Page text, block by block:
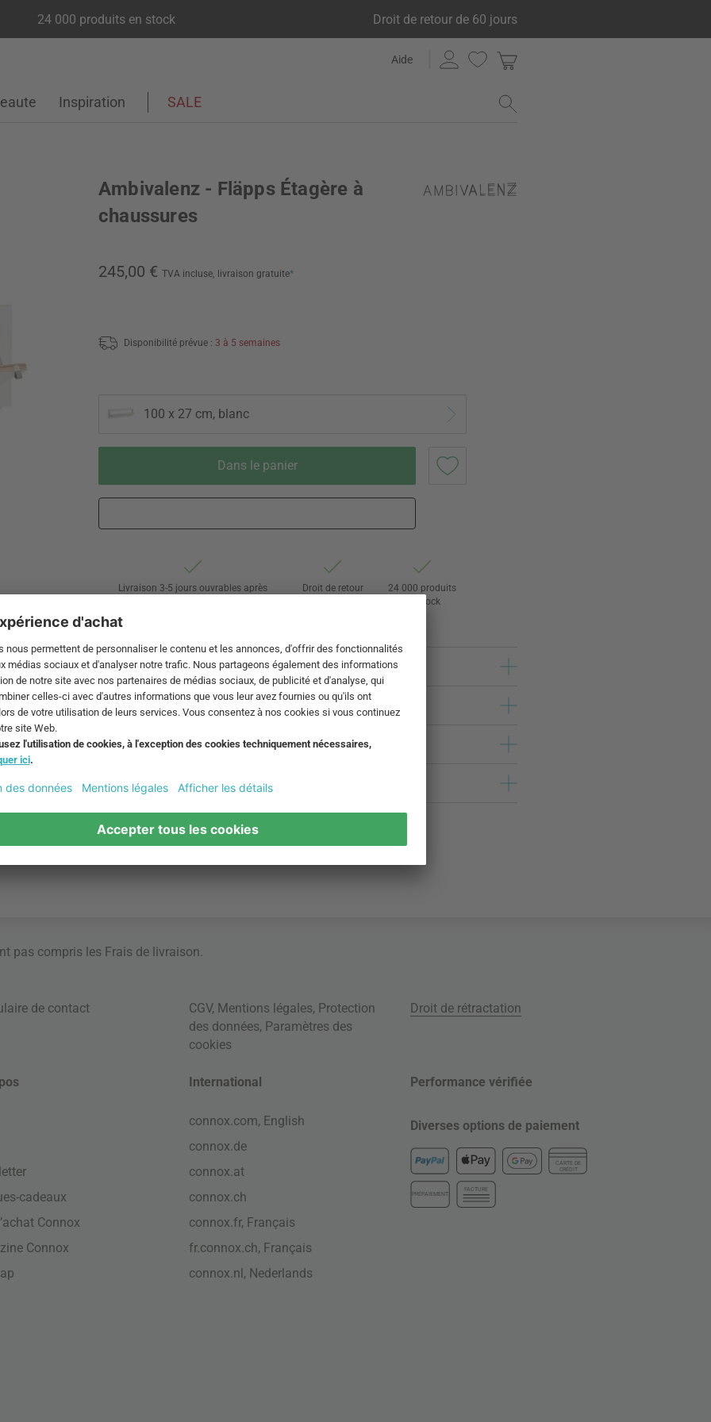
24 000 produits en stock Droit de retour de 60 jours
Aide
Inspiration SALE
Ambivalenz - Fläpps Étagère à
chaussures
245,00 € TVA incluse, livraison gratuite*
Disponibilité prévue : 3 à 5 semaines
100 x 27 cm, blanc
Dans le panier
Livraison 3-5 jours ouvrables après
Droit de retour
24 000 produits
en stock
pas compris les Frais de livraison
de contact CGV, Mentions légales, Protection
des données, Paramètres des
cookies
Droit de rétractation
cadeaux
Connox
Connox
International
connox.com, English
connox.de
connox.at
connox.ch
connox.fr, Français
fr.connox.ch, Français
connox.nl, Nederlands
Performance vérifiée
Diverses options de paiement
CARTE DE
CRÉDIT
PRÉPAIEMENT
FACTURE